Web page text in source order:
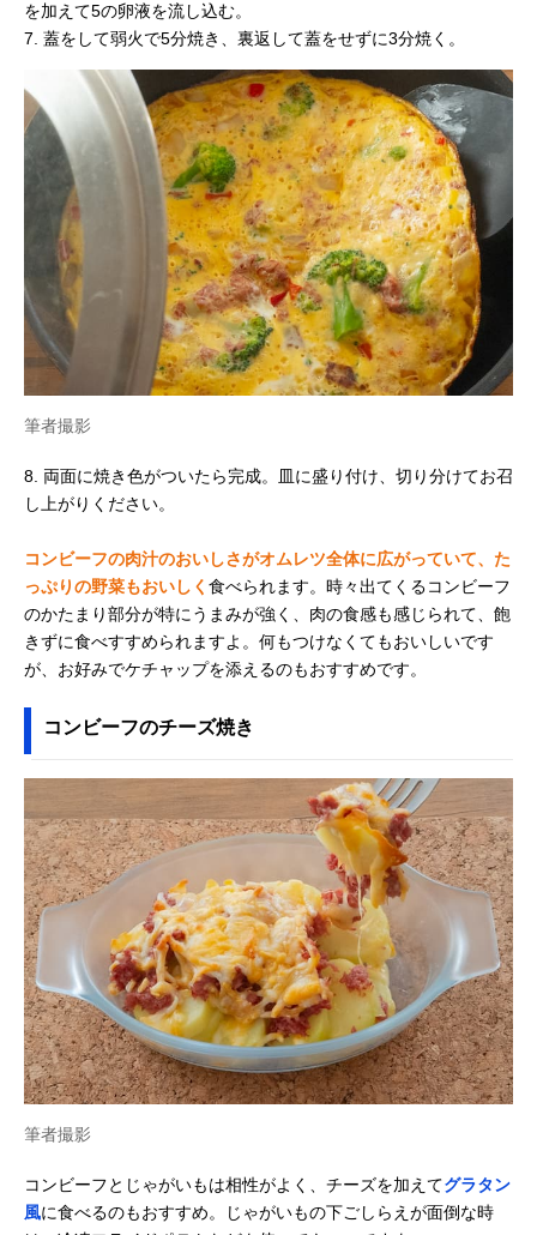
を加えて5の卵液を流し込む。
7. 蓋をして弱火で5分焼き、裏返して蓋をせずに3分焼く。
筆者撮影
8. 両面に焼き色がついたら完成。皿に盛り付け、切り分けてお召
し上がりください。
コンビーフの肉汁のおいしさがオムレツ全体に広がっていて、た
っぷりの野菜もおいしく 食べられます。時々出てくるコンビーフ
のかたまり部分が特にうまみが強く、肉の食感も感じられて、飽
きずに食べすすめられますよ。何もつけなくてもおいしいです
が、お好みでケチャップを添えるのもおすすめです。
コンビーフのチーズ焼き
筆者撮影
コンビーフとじゃがいもは相性がよく、チーズを加えてグラタン
風に食べるのもおすすめ。じゃがいもの下ごしらえが面倒な時